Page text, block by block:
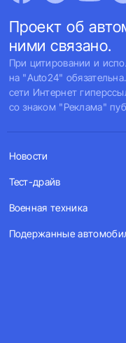
Проект об
ними связано.
При цитировании и
на "Auto24"
сети Интернет
со знаком "Реклама"
Новости
Тест-драйв
Военная техника
Подержанные